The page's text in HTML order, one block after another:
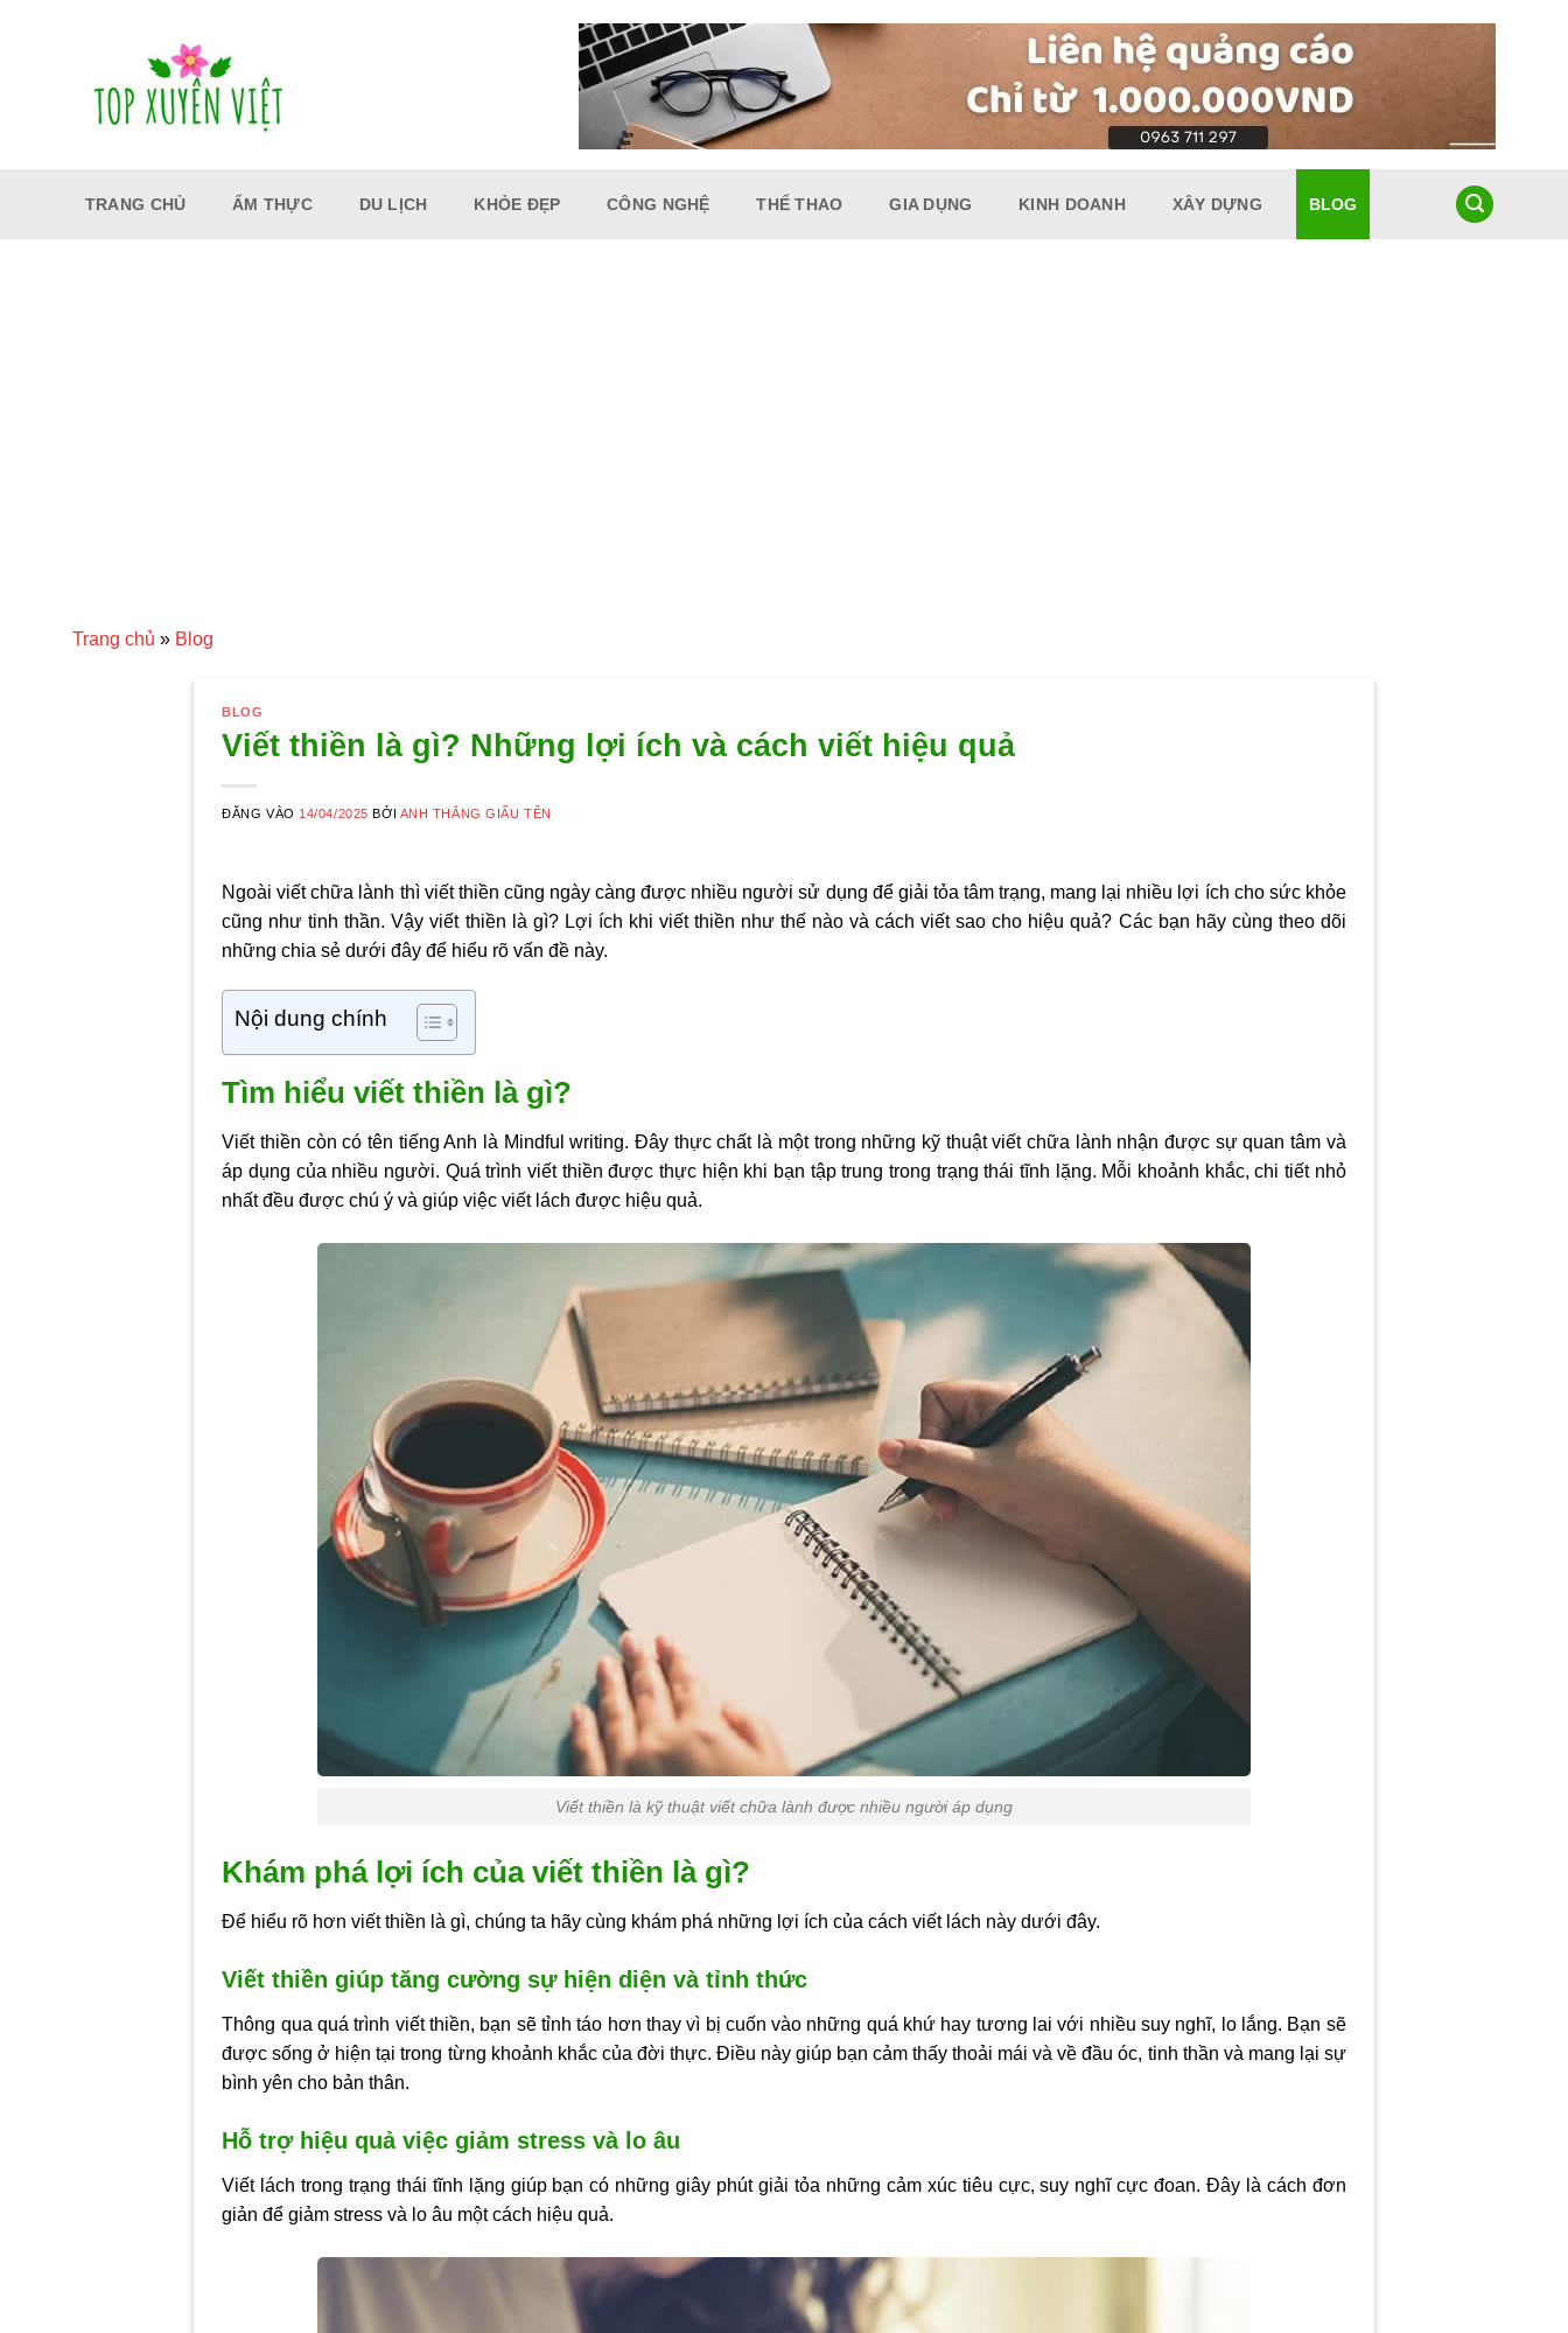
TRANG CHỦ ẨM THỰC DU LỊCH KHỎE ĐẸP CÔNG NGHỆ THỂ THAO GIA DỤNG KINH DOANH XÂY DỰNG BLOG
Trang chủ » Blog
BLOG
Viết thiền là gì? Những lợi ích và cách viết hiệu quả
ĐĂNG VÀO 14/04/2025 BỞI ANH THẮNG GIẤU TÊN
Ngoài viết chữa lành thì viết thiền cũng ngày càng được nhiều người sử dụng để giải tỏa tâm trạng, mang lại nhiều lợi ích cho sức khỏe
cũng như tinh thần. Vậy viết thiền là gì? Lợi ích khi viết thiền như thế nào và cách viết sao cho hiệu quả? Các bạn hãy cùng theo dõi
những chia sẻ dưới đây để hiểu rõ vấn đề này.
Nội dung chính
Tìm hiểu viết thiền là gì?
Viết thiền còn có tên tiếng Anh là Mindful writing. Đây thực chất là một trong những kỹ thuật viết chữa lành nhận được sự quan tâm và
áp dụng của nhiều người. Quá trình viết thiền được thực hiện khi bạn tập trung trong trạng thái tĩnh lặng. Mỗi khoảnh khắc, chi tiết nhỏ
nhất đều được chú ý và giúp việc viết lách được hiệu quả.
Viết thiền là kỹ thuật viết chữa lành được nhiều người áp dụng
Khám phá lợi ích của viết thiền là gì?
Để hiểu rõ hơn viết thiền là gì, chúng ta hãy cùng khám phá những lợi ích của cách viết lách này dưới đây.
Viết thiền giúp tăng cường sự hiện diện và tỉnh thức
Thông qua quá trình viết thiền, bạn sẽ tỉnh táo hơn thay vì bị cuốn vào những quá khứ hay tương lai với nhiều suy nghĩ, lo lắng. Bạn sẽ
được sống ở hiện tại trong từng khoảnh khắc của đời thực. Điều này giúp bạn cảm thấy thoải mái và về đầu óc, tinh thần và mang lại sự
bình yên cho bản thân.
Hỗ trợ hiệu quả việc giảm stress và lo âu
Viết lách trong trạng thái tĩnh lặng giúp bạn có những giây phút giải tỏa những cảm xúc tiêu cực, suy nghĩ cực đoan. Đây là cách đơn
giản để giảm stress và lo âu một cách hiệu quả.